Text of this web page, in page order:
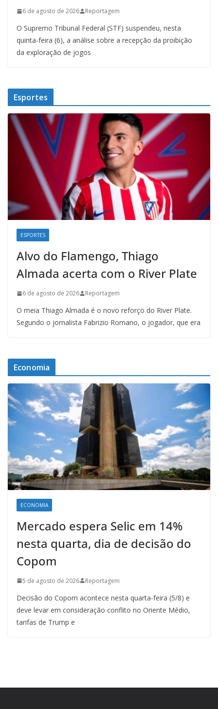
6 de agosto de 2026 Reportagem
O Supremo Tribunal Federal (STF) suspendeu, nesta
quinta-feira (6), a análise sobre a recepção da proibição
da exploração de jogos
Esportes
ESPORTES
Alvo do Flamengo, Thiago
Almada acerta com o River Plate
6 de agosto de 2026 Reportagem
O meia Thiago Almada é o novo reforço do River Plate.
Segundo o jornalista Fabrizio Romano, o jogador, que era
Economia
ECONOMIA
Mercado espera Selic em 14%
nesta quarta, dia de decisão do
Copom
5 de agosto de 2026 Reportagem
Decisão do Copom acontece nesta quarta-feira (5/8) e
deve levar em consideração conflito no Oriente Médio,
tarifas de Trump e